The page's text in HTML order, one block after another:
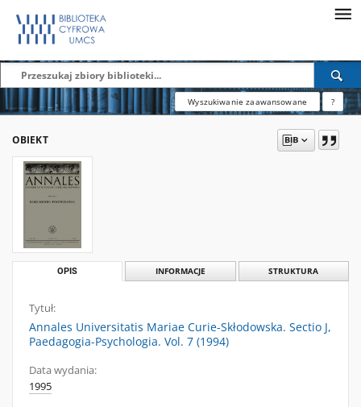
Wyszukiwanie zaawansowane ?
OBIEKT
OPIS INFORMACJE STRUKTURA
Tytuł:
Annales Universitatis Mariae Curie-Skłodowska. Sectio J,
Paedagogia-Psychologia. Vol. 7 (1994)
Data wydania:
1995